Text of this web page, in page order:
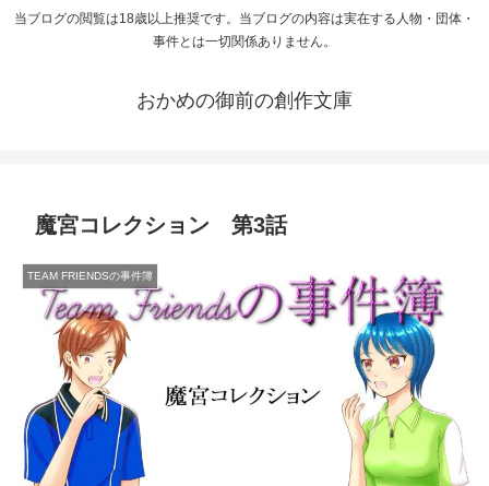
当ブログの閲覧は18歳以上推奨です。当ブログの内容は実在する人物・団体・
事件とは一切関係ありません。
おかめの御前の創作文庫
魔宮コレクション 第3話
TEAM FRIENDSの事件簿